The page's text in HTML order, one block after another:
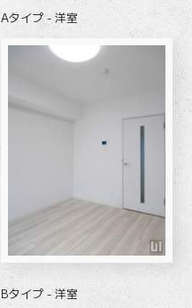
Aタイプ - 洋室
Bタイプ - 洋室